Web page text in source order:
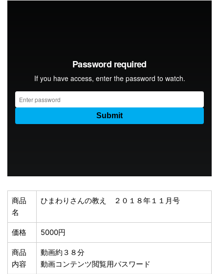
商品
名
ひまわりさんの教え ２０１８年１１月号
価格 5000円
商品
内容
動画約３８分
動画コンテンツ閲覧用パスワード